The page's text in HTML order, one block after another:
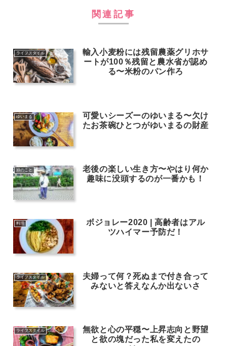
関連記事
ライフスタイル
輸入小麦粉には残留農薬グリホサ
ートが100％残留と農水省が認め
る〜米粉のパン作ろ
ゆいまる
可愛いシーズーのゆいまる〜欠け
たお茶碗ひとつがゆいまるの財産
娘のこと
老後の楽しい生き方〜やはり何か
趣味に没頭するのが一番かも！
料理
ボジョレー2020 | 高齢者はアル
ツハイマー予防だ！
ライフスタイル
夫婦って何？死ぬまで付き合って
みないと答えなんか出ないさ
ライフスタイル
無欲と心の平穏〜上昇志向と野望
と欲の塊だった私を変えたの